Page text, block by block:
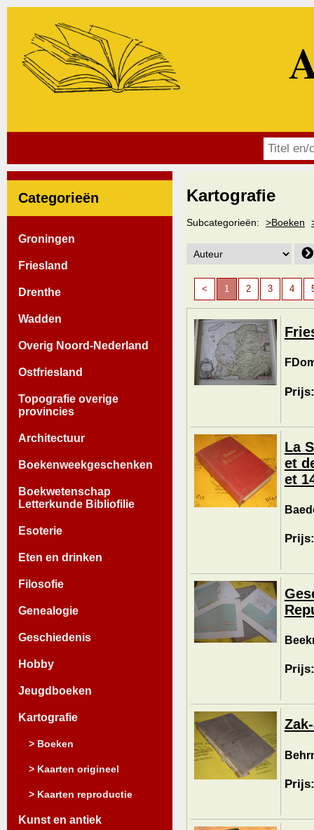
Categorieën
Groningen
Friesland
Drenthe
Wadden
Overig Noord-Nederland
Ostfriesland
Topografie overige
provincies
Architectuur
Boekenweekgeschenken
Boekwetenschap
Letterkunde Bibliofilie
Esoterie
Eten en drinken
Filosofie
Genealogie
Geschiedenis
Hobby
Jeugdboeken
Kartografie
> Boeken
> Kaarten origineel
> Kaarten reproductie
Kunst en antiek
Kartografie
Subcategorieën: >Boeken
< 1 2 3 4
La
et
et